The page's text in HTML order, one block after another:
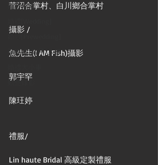
婚紗寫真
婚紗[Prewedding]
孕媽咪/親子/人像
動態錄影
菅沼合掌村、白川鄉合掌村
攝影 /
魚先生(I AM Fish)攝影
郭宇罕
陳玨婷
禮服/
Lin haute Bridal 高級定製禮服